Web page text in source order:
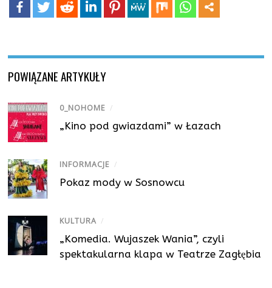
POWIĄZANE ARTYKUŁY
0_NOHOME /
„Kino pod gwiazdami” w Łazach
INFORMACJE /
Pokaz mody w Sosnowcu
KULTURA /
„Komedia. Wujaszek Wania”, czyli
spektakularna klapa w Teatrze Zagłębia